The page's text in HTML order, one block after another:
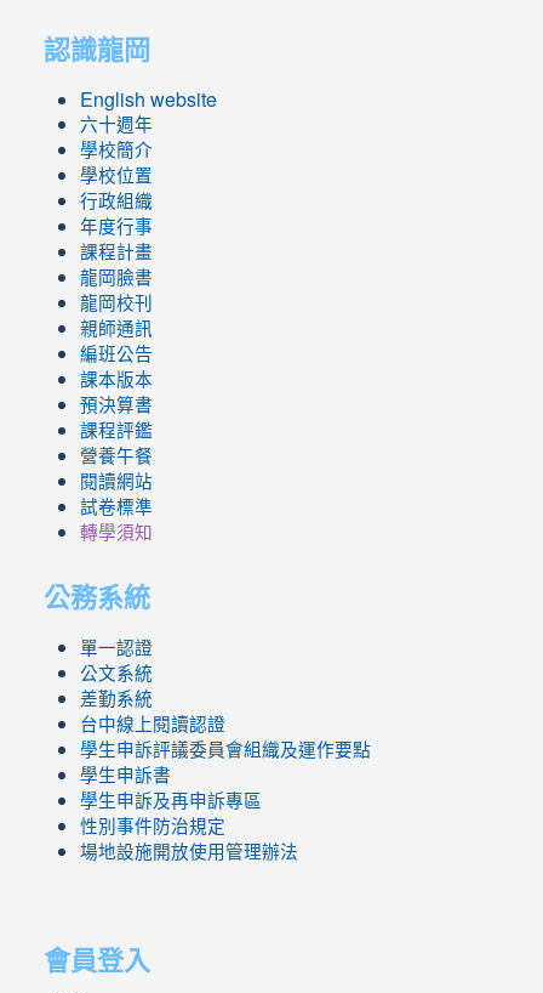
認識龍岡
English website
六十週年
學校簡介
學校位置
行政組織
年度行事
課程計畫
龍岡臉書
龍岡校刊
親師通訊
編班公告
課本版本
預決算書
課程評鑑
營養午餐
閱讀網站
試卷標準
轉學須知
公務系統
單一認證
公文系統
差勤系統
台中線上閱讀認證
學生申訴評議委員會組織及運作要點
學生申訴書
學生申訴及再申訴專區
性別事件防治規定
場地設施開放使用管理辦法
會員登入